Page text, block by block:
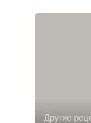
Другие